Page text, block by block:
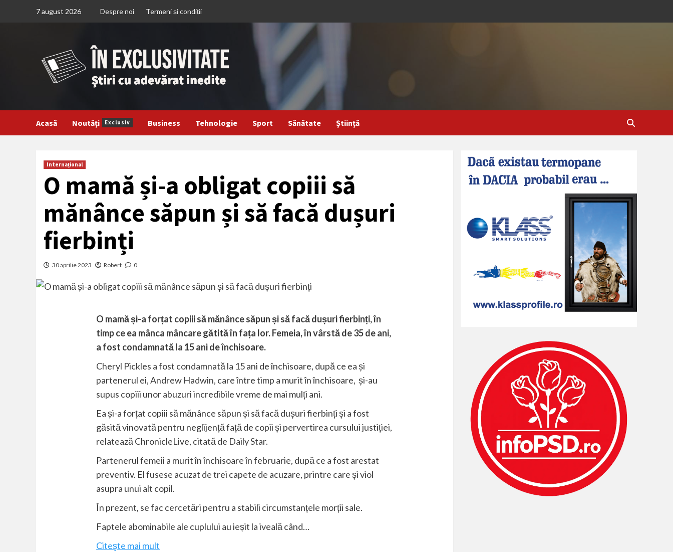
7 august 2026 Despre noi Termeni și condiții
Acasă Noutăți Exclusiv Business Tehnologie Sport Sănătate Știință
Internațional
O mamă și-a obligat copiii să
mănânce săpun și să facă dușuri
fierbinți
30 aprilie 2023 Robert 0
O mamă și-a forțat copiii să mănânce săpun și să facă dușuri fierbinți, în
timp ce ea mânca mâncare gătită în fața lor. Femeia, în vârstă de 35 de ani,
a fost condamnată la 15 ani de închisoare.
Cheryl Pickles a fost condamnată la 15 ani de închisoare, după ce ea și
partenerul ei, Andrew Hadwin, care între timp a murit în închisoare, și-au
supus copiii unorabuzuri incredibilevreme de mai mulți ani.
Ea și-a forțat copiii să mănânce săpun și să facă dușuri fierbinți și a fost
găsită vinovată pentru neglijență față de copii și pervertirea cursului justiției,
relatează ChronicleLive, citată de Daily Star.
Partenerul femeii a murit în închisoare în februarie, după ce a fost arestat
preventiv. El fusese acuzat de trei capete de acuzare, printre care și viol
asupra unui alt copil.
În prezent, se fac cercetări pentru a stabili circumstanțele morții sale.
Faptele abominabile ale cuplului au ieșit la iveală când…
Citeşte mai mult